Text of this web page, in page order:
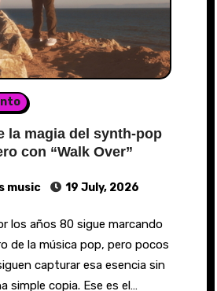
la magia del synth-pop
con “Walk Over”
music 19 July, 2026
de la música pop, pero pocos
capturar esa esencia sin
simple copia. Ese es el…